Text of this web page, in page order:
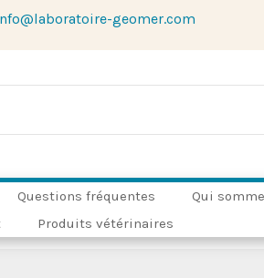
geomer.com
Questions fréquentes Qui
Produits vétérinaires